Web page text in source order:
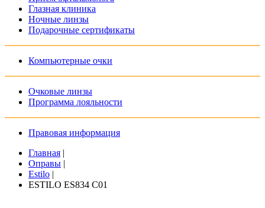
Глазная клиника
Ночные линзы
Подарочные сертификаты
Компьютерные очки
Очковые линзы
Программа лояльности
Правовая информация
Главная |
Оправы |
Estilo |
ESTILO ES834 C01